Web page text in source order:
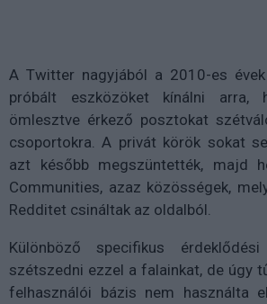
A Twitter nagyjából a 2010-es
próbált eszközöket kínálni arra,
ömlesztve érkező posztokat
csoportokra. A privát körök sokat
azt később megszüntették, majd
Communities, azaz közösségek,
Redditet csináltak az oldalból.
Különböző specifikus
szétszedni ezzel a falainkat, de úgy
felhasználói bázis nem használta